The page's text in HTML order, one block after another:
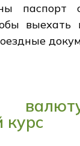
паспорт
выехать
курс